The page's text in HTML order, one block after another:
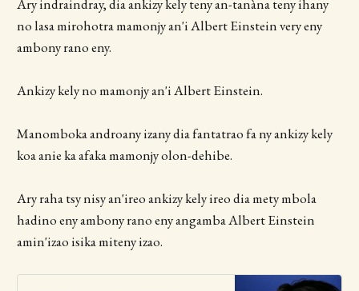
Ary indraindray, dia ankizy kely teny an-tanàna teny ihany
no lasa mirohotra mamonjy an'i Albert Einstein very eny
ambony rano eny.
Ankizy kely no mamonjy an'i Albert Einstein.
Manomboka androany izany dia fantatrao fa ny ankizy kely
koa anie ka afaka mamonjy olon-dehibe.
Ary raha tsy nisy an'ireo ankizy kely ireo dia mety mbola
hadino eny ambony rano eny angamba Albert Einstein
amin'izao isika miteny izao.